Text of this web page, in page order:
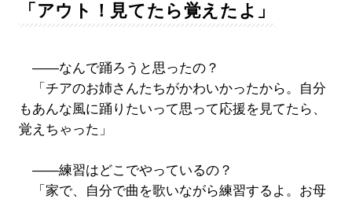
「アウト！見てたら覚えたよ」
――なんで踊ろうと思ったの？
「チアのお姉さんたちがかわいかったから。自分
もあんな風に踊りたいって思って応援を見てたら、
覚えちゃった」
――練習はどこでやっているの？
「家で、自分で曲を歌いながら練習するよ。お母